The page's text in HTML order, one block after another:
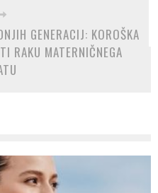
GENERACIJ: KOROŠKA
RAKU MATERNIČNEGA